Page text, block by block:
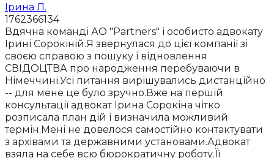
Ірина Л.
1762366134
Вдячна команді АО "Partners" і особисто адвокату
Ірині Сорокіній.Я звернулася до цієї компанії зі
своєю справою з пошуку і відновлення
СВІДОЦТВА про народження перебуваючи в
Німеччині.Усі питання вирішувались дистанційно
-- для мене це було зручно.Вже на першій
консультації адвокат Ірина Сорокіна чітко
розписала план дій і визначила можливий
термін.Мені не довелося самостійно контактувати
з архівами та державними установами.Адвокат
взяла на себе всю бюрократичну роботу.Її